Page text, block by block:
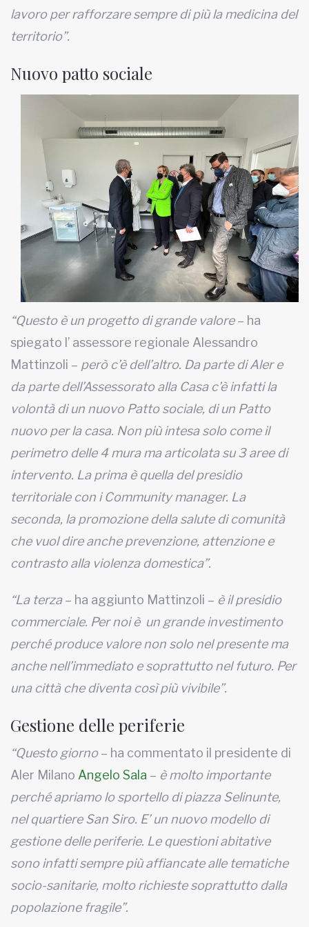
lavoro per rafforzare sempre di più la medicina del
territorio”.
Nuovo patto sociale
“Questo è un progetto di grande valore– ha
spiegato l’ assessore regionale Alessandro
Mattinzoli – però c’è dell’altro. Da parte di Aler e
da parte dell’Assessorato alla Casa c’è infatti la
volontà di un nuovo Patto sociale, di un Patto
nuovo per la casa. Non più intesa solo come il
perimetro delle 4 mura ma articolata su 3 aree di
intervento. La prima è quella del presidio
territoriale con i Community manager. La
seconda, la promozione della salute di comunità
che vuol dire anche prevenzione, attenzione e
contrasto alla violenza domestica”.
“La terza– ha aggiunto Mattinzoli – è il presidio
commerciale. Per noi è un grande investimento
perché produce valore non solo nel presente ma
anche nell’immediato e soprattutto nel futuro. Per
una città che diventa così più vivibile”.
Gestione delle periferie
“Questo giorno– ha commentato il presidente di
Aler Milano Angelo Sala – è molto importante
perché apriamo lo sportello di piazza Selinunte,
nel quartiere San Siro. E’ un nuovo modello di
gestione delle periferie. Le questioni abitative
sono infatti sempre più affiancate alle tematiche
socio-sanitarie, molto richieste soprattutto dalla
popolazione fragile”.